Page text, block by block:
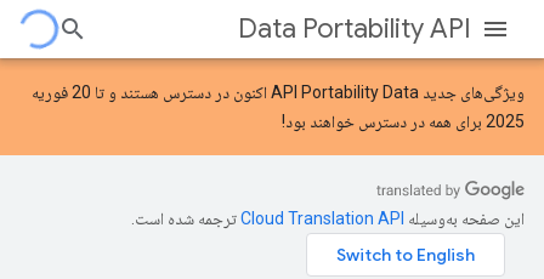
Data Portability API
ویژگی‌های جدید API Portability Data
اکنون در دسترس هستند و تا 20 فوریه
2025 برای همه در دسترس خواهند بود!
این صفحه به‌وسیله ترجمه شده است.